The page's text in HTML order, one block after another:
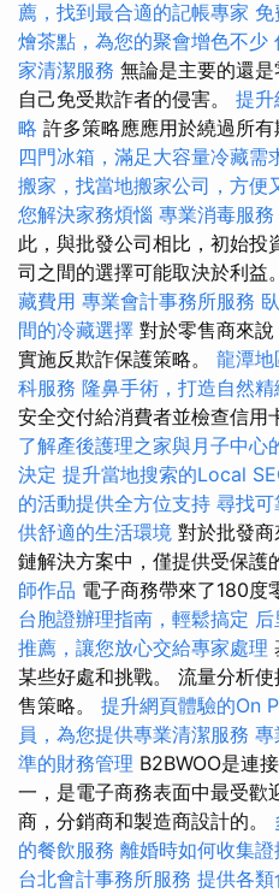
薦，找到最合適的記帳專家
燴茶點，為您的聚會增色不少
家清潔服務 無論是主要的還
自己免受欺詐者的侵害。 提升
略 許多策略應應用於繞過所有
四門冰箱，滿足大容量冷藏需
搬家，找當地搬家公司，方便
您解決家務煩惱 專業消毒服
此，與批發公司相比，初始投
司之間的選擇可能取決於利益
藏費用 專業會計事務所服務
間的冷藏選擇 對於零售商來
實施反欺詐保護策略。 龍潭地
科服務 隆鼻手術，打造自然精
安全交付給消費者並檢查信用
了解產後護理之家與月子中心
決定 提升當地搜索的Local
的活動提供全方位支持 尋找可
供舒適的生活環境 對於批發
鏈解決方案中，僅提供受保護
師作品 電子商務帶來了180度
台胞證辦理指南，輕鬆搞定
推薦，讓您放心交給專家處理
某些好處和挑戰。 流量分析
售策略。 提升網頁體驗的On
員，為您提供專業清潔服務 專
準的財務管理 B2BWOO是連
一，是電子商務表面中最受歡
商，分銷商和製造商設計的。
的餐飲服務 離婚時如何收集
台北會計事務所服務 提供各